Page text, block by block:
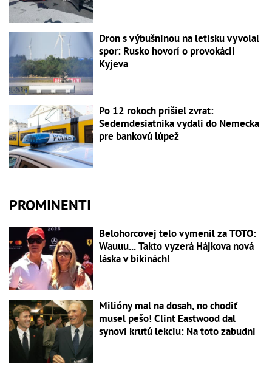
Dron s výbušninou na letisku vyvolal
spor: Rusko hovorí o provokácii
Kyjeva
Po 12 rokoch prišiel zvrat:
Sedemdesiatnika vydali do Nemecka
pre bankovú lúpež
PROMINENTI
Belohorcovej telo vymenil za TOTO:
Wauuu... Takto vyzerá Hájkova nová
láska v bikinách!
Milióny mal na dosah, no chodiť
musel pešo! Clint Eastwood dal
synovi krutú lekciu: Na toto zabudni